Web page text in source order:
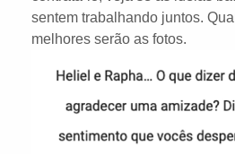
sentem trabalhando juntos.
melhores serão as fotos.